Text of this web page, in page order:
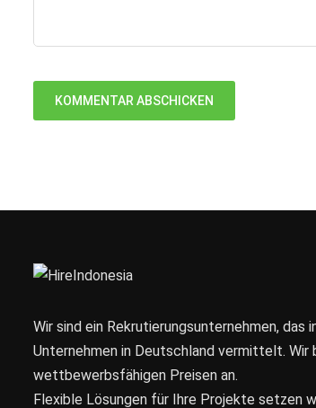
Wir sind ein Rekrutierungsunternehmen, das
Unternehmen in Deutschland vermittelt.
wettbewerbsfähigen Preisen an.
Flexible Lösungen für Ihre Projekte setzen